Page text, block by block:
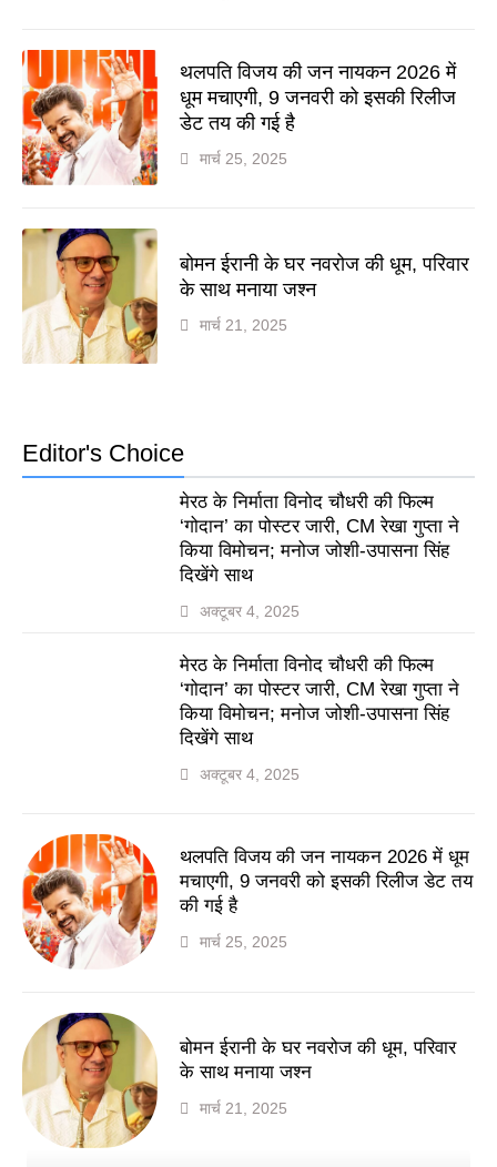
थलपति विजय की जन नायकन 2026 में
धूम मचाएगी, 9 जनवरी को इसकी रिलीज
डेट तय की गई है
मार्च 25, 2025
बोमन ईरानी के घर नवरोज की धूम, परिवार
के साथ मनाया जश्न
मार्च 21, 2025
Editor's Choice
मेरठ के निर्माता विनोद चौधरी की फिल्म
‘गोदान’ का पोस्टर जारी, CM रेखा गुप्ता ने
किया विमोचन; मनोज जोशी-उपासना सिंह
दिखेंगे साथ
अक्टूबर 4, 2025
मेरठ के निर्माता विनोद चौधरी की फिल्म
‘गोदान’ का पोस्टर जारी, CM रेखा गुप्ता ने
किया विमोचन; मनोज जोशी-उपासना सिंह
दिखेंगे साथ
अक्टूबर 4, 2025
थलपति विजय की जन नायकन 2026 में धूम
मचाएगी, 9 जनवरी को इसकी रिलीज डेट तय
की गई है
मार्च 25, 2025
बोमन ईरानी के घर नवरोज की धूम, परिवार
के साथ मनाया जश्न
मार्च 21, 2025